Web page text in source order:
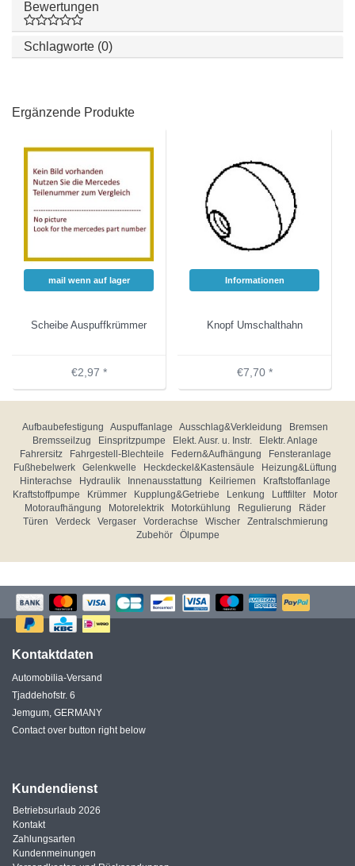
Bewertungen
Schlagworte (0)
Ergänzende Produkte
mail wenn auf lager
Scheibe Auspuffkrümmer
€2,97 *
Informationen
Knopf Umschalthahn
€7,70 *
Aufbaubefestigung Auspuffanlage Ausschlag&Verkleidung
Bremsen
Bremsseilzug
Einspritzpumpe Elekt. Ausr. u. Instr.
Elektr. Anlage
Fahrersitz
Fahrgestell-Blechteile Federn&Aufhängung
Fensteranlage
Fußhebelwerk
Gelenkwelle Heckdeckel&Kastensäule
Heizung&Lüftung
Hinterachse
Hydraulik Innenausstattung Keilriemen
Kraftstoffanlage
Kraftstoffpumpe
Krümmer Kupplung&Getriebe Lenkung Luftfilter
Motor
Motoraufhängung
Motorelektrik Motorkühlung Regulierung
Räder
Türen
Verdeck Vergaser Vorderachse Wischer
Zentralschmierung
Zubehör
Ölpumpe
Kontaktdaten
Automobilia-Versand
Tjaddehofstr. 6
Jemgum, GERMANY
Contact over button right below
Kundendienst
Betriebsurlaub 2026
Kontakt
Zahlungsarten
Kundenmeinungen